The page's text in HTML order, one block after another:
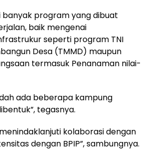
banyak program yang dibuat
baik mengenai
seperti program TNI
Desa (TMMD) maupun
termasuk Penanaman nilai-
ada beberapa kampung
tegasnya.
kolaborasi dengan
dengan BPIP”, sambungnya.